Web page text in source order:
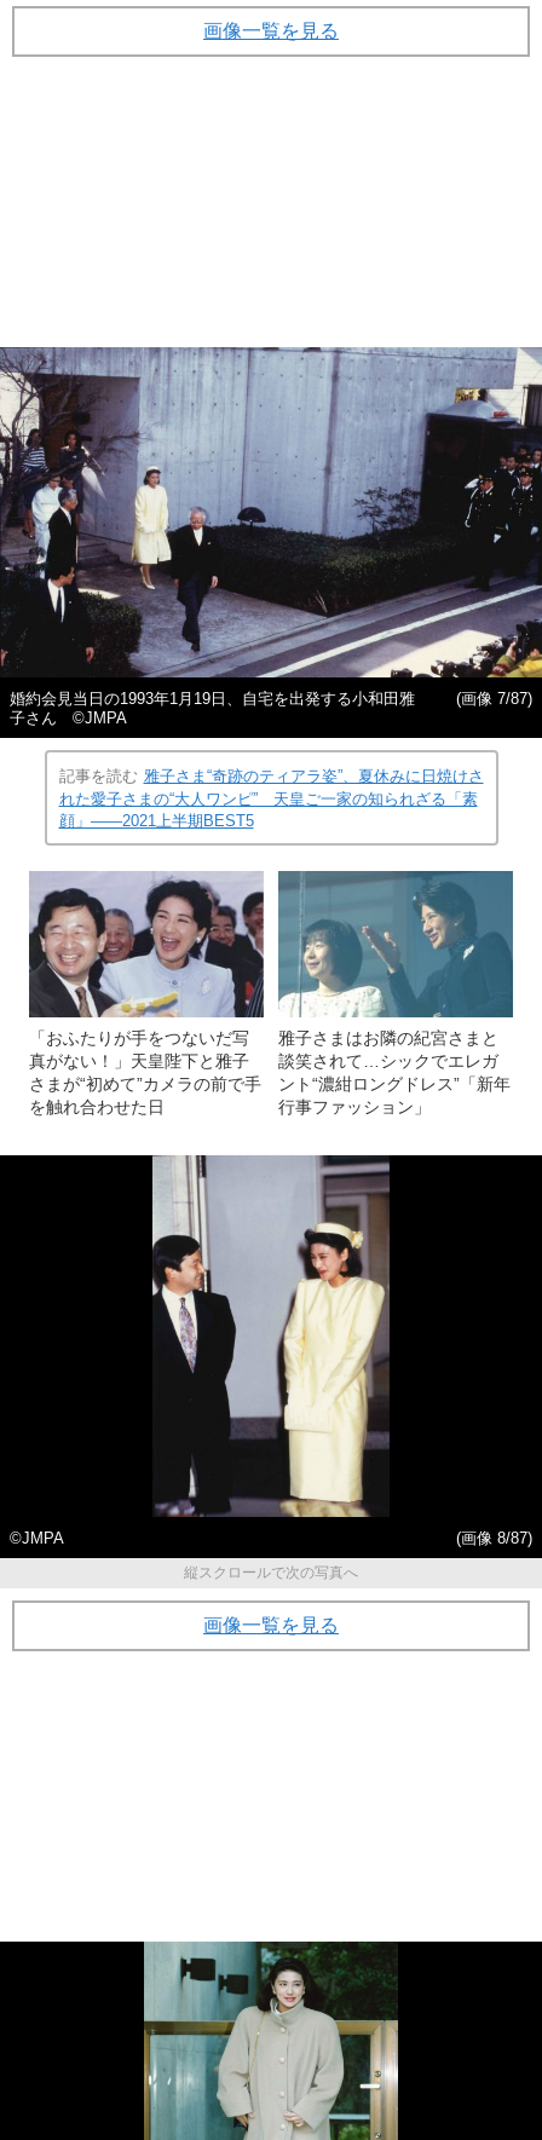
画像一覧を見る
婚約会見当日の1993年1月19日、自宅を出発する小和田雅
子さん ©JMPA
(画像 7/87)
記事を読む 雅子さま“奇跡のティアラ姿”、夏休みに日焼けさ
れた愛子さまの“大人ワンピ” 天皇ご一家の知られざる「素
顔」――2021上半期BEST5
「おふたりが手をつないだ写
真がない！」天皇陛下と雅子
さまが“初めて”カメラの前で手
を触れ合わせた日
雅子さまはお隣の紀宮さまと
談笑されて…シックでエレガ
ント“濃紺ロングドレス”「新年
行事ファッション」
©JMPA
(画像 8/87)
縦スクロールで次の写真へ
画像一覧を見る